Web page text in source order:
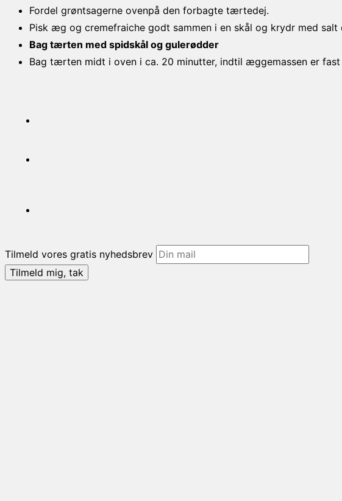
Fordel grøntsagerne ovenpå den forbagte tærtedej.
Pisk æg og cremefraiche godt sammen i en skål og krydr med
Bag tærten med spidskål og gulerødder
Bag tærten midt i oven i ca. 20 minutter, indtil æggemassen er
Tilmeld vores gratis nyhedsbrev